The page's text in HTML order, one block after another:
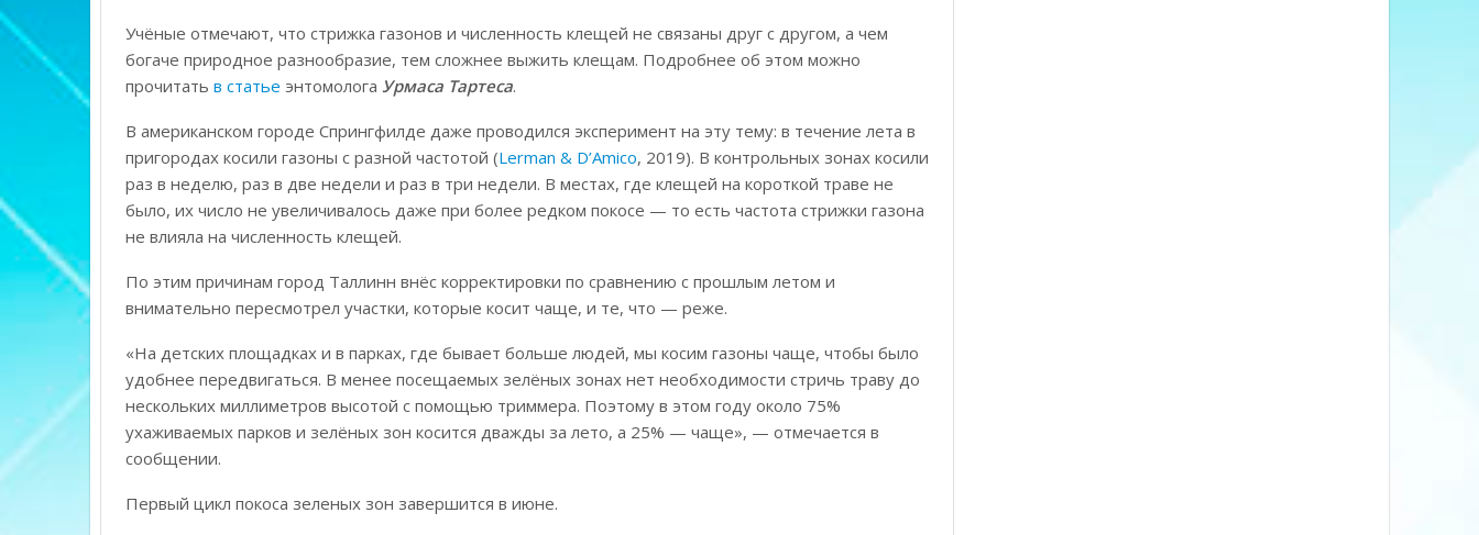
Учёные отмечают, что стрижка газонов и численность клещей не связаны друг с другом, а чем
богаче природное разнообразие, тем сложнее выжить клещам. Подробнее об этом можно
прочитать в статье энтомолога Урмаса Тартеса.
В американском городе Спрингфилде даже проводился эксперимент на эту тему: в течение лета в
пригородах косили газоны с разной частотой (Lerman & D’Amico, 2019). В контрольных зонах косили
раз в неделю, раз в две недели и раз в три недели. В местах, где клещей на короткой траве не
было, их число не увеличивалось даже при более редком покосе — то есть частота стрижки газона
не влияла на численность клещей.
По этим причинам город Таллинн внёс корректировки по сравнению с прошлым летом и
внимательно пересмотрел участки, которые косит чаще, и те, что — реже.
«На детских площадках и в парках, где бывает больше людей, мы косим газоны чаще, чтобы было
удобнее передвигаться. В менее посещаемых зелёных зонах нет необходимости стричь траву до
нескольких миллиметров высотой с помощью триммера. Поэтому в этом году около 75%
ухаживаемых парков и зелёных зон косится дважды за лето, а 25% — чаще», — отмечается в
сообщении.
Первый цикл покоса зеленых зон завершится в июне.